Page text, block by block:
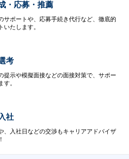
・応募・推薦
サポートや、応募手続き代行など、徹底的
いたします。
考
提示や模擬面接などの面接対策で、サポー
す。
社
、入社日などの交渉もキャリアアドバイザ